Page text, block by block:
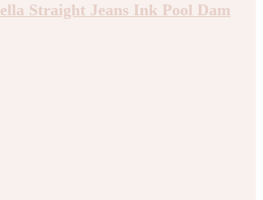
Straight Jeans Ink Pool Dam